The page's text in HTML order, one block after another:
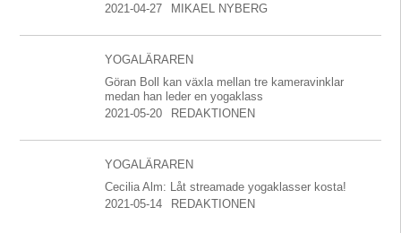
2021-04-27
MIKAEL NYBERG
YOGALÄRAREN
Göran Boll kan växla mellan tre kameravinklar
medan han leder en yogaklass
2021-05-20
REDAKTIONEN
YOGALÄRAREN
Cecilia Alm: Låt streamade yogaklasser kosta!
2021-05-14
REDAKTIONEN